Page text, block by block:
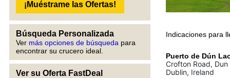
Búsqueda Personalizada
Ver más opciones de búsqueda para
encontrar su crucero ideal.
Ver su Oferta FastDeal
Indicaciones para
Puerto de Dún
Crofton Road,
Dublin, Ireland